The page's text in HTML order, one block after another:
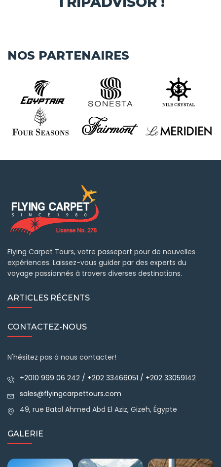
NOS PARTENAIRES
Flying Carpet Tours, votre passeport pour de nouvelles
expériences. Laissez-vous guider par des experts du
voyage passionnés à travers diverses destinations.
ARTICLES RÉCENTS
CONTACTEZ-NOUS
N'hésitez pas à nous contacter!
+2010 999 06 242 / +202 33466051 / +202 33059142
sales@flyingcarpettours.com
49, rue Batal Ahmed Abd El Aziz, Gizeh, Égypte
GALERIE